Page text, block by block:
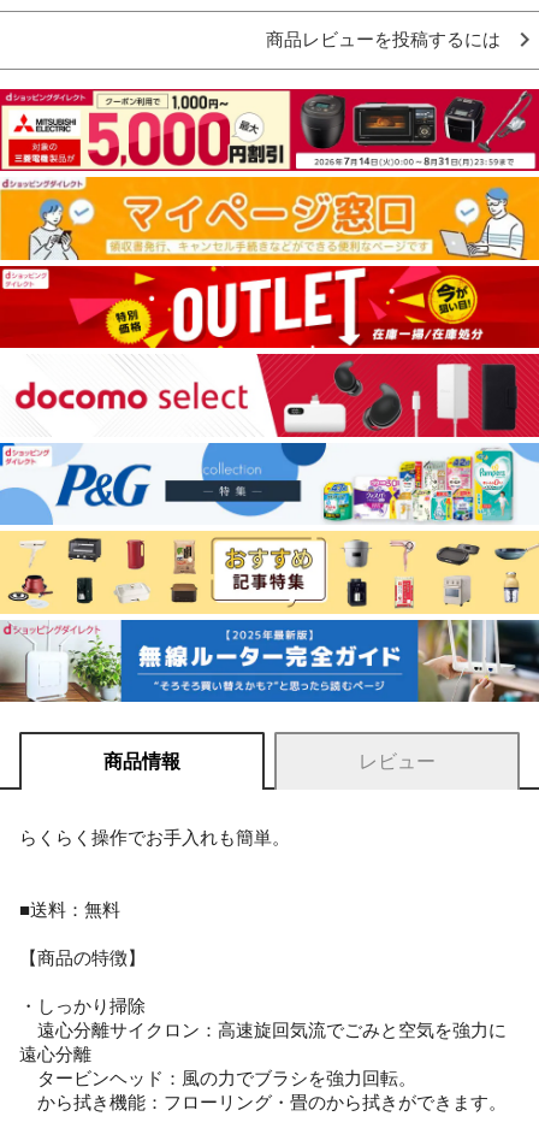
商品レビューを投稿するには
商品情報 レビュー
らくらく操作でお手入れも簡単。
■送料：無料
【商品の特徴】
・しっかり掃除
遠心分離サイクロン：高速旋回気流でごみと空気を強力に
遠心分離
タービンヘッド：風の力でブラシを強力回転。
から拭き機能：フローリング・畳のから拭きができます。